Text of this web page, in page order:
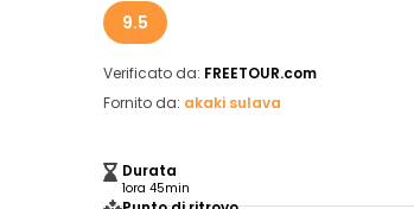
9.5
Verificato da: FREETOUR.com
Fornito da: akaki sulava
Durata
1ora 45min